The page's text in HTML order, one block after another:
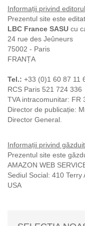
Informații privind
Prezentul site este
LBC France SASU cu
24 rue des Jeûneurs
75002 - Paris
FRANȚA
Tel.: +33 (0)1 60 87 11
RCS Paris 521 724 336
TVA intracomunitar: FR
Director de publicație:
Director General.
Informații privind
Prezentul site este
AMAZON WEB
Sediul Social: 410
USA